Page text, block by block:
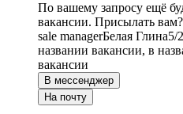
По вашему запросу ещё
вакансии. Присылать вам?
sale managerБелая Глина5/2
названии вакансии, в
вакансии
В мессенджер
На почту